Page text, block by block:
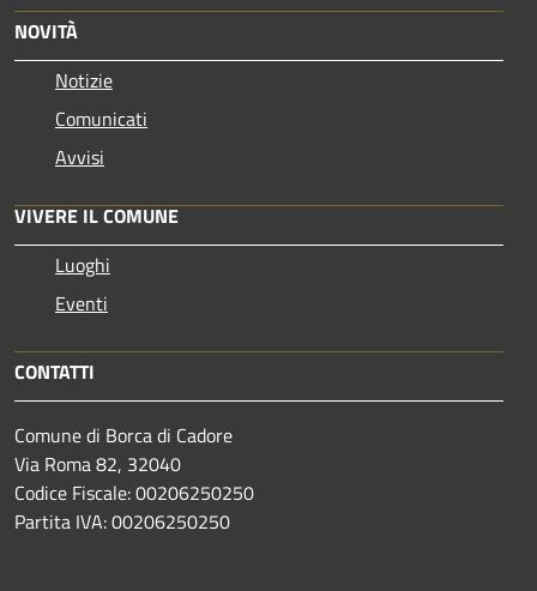
NOVITÀ
Notizie
Comunicati
Avvisi
VIVERE IL COMUNE
Luoghi
Eventi
CONTATTI
Comune di Borca di Cadore
Via Roma 82, 32040
Codice Fiscale: 00206250250
Partita IVA: 00206250250